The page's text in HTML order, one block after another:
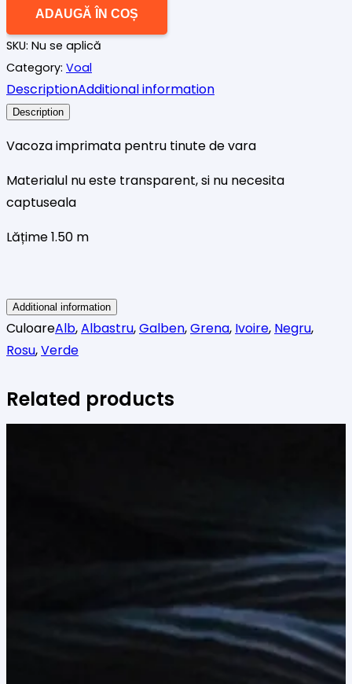
gipsy
floral,
diverse
culori
ADAUGĂ ÎN COȘ
SKU: Nu se aplică
Category: Voal
DescriptionAdditional information
Description
Vacoza imprimata pentru tinute de vara
Materialul nu este transparent, si nu necesita
captuseala
Lățime 1.50 m
Additional information
CuloareAlb,Albastru,Galben,Grena, Ivoire, Negru,
Rosu,Verde
Related products